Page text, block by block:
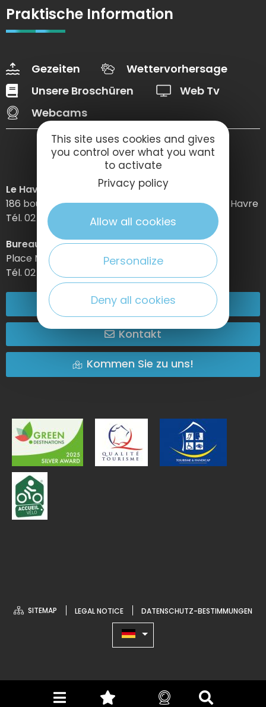
Praktische Information
Gezeiten
Wettervorhersage
Unsere Broschüren
Web Tv
Webcams
Le Havre Etretat Normandie Tourisme
186 boulevard Clemenceau – BP 649 – 76059 Le Havre
Tél. 02 32 74 04 04 –
Bureau d’information d’Etretat
Place Maurice Guillard – 76790 Étretat
Tél. 02 35 27 05 21
02 32 74 04 04
Kontakt
Kommen Sie zu uns!
SITEMAP LEGAL NOTICE DATENSCHUTZ-BESTIMMUNGEN
This site uses cookies and gives
you control over what you want
to activate
Privacy policy
Allow all cookies
Personalize
Deny all cookies